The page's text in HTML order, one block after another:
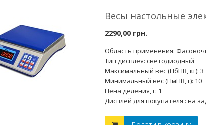
Весы настольные
2290,00 грн.
Область применения:
Тип дисплея: светодиодный
Максимальный вес (НбПВ, кг): 3
Минимальный вес (НмПВ, г): 10
Цена деления, г: 1
Дисплей для покупателя : на